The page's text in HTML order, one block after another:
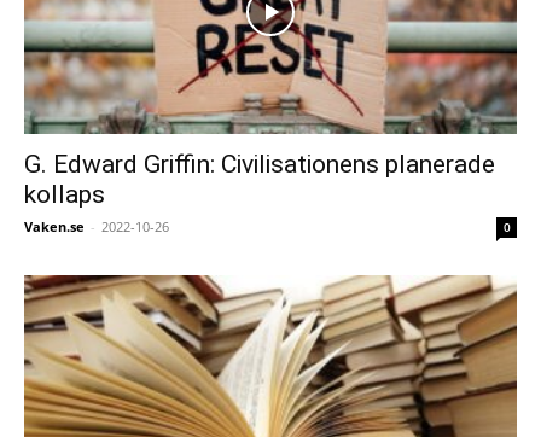
G. Edward Griffin: Civilisationens planerade
kollaps
Vaken.se - 2022-10-26 0